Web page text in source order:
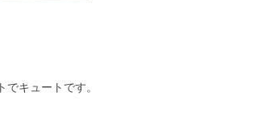
キュートです。